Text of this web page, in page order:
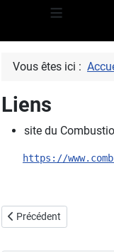
≡
Vous êtes ici :
Liens
site du
https://
Article précédent : Nous
Précédent